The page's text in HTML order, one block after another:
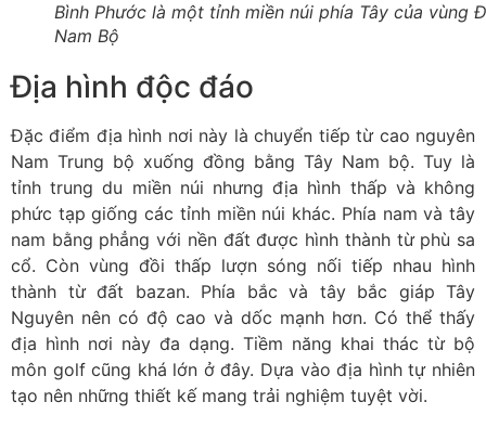
Bình Phước là một tỉnh miền núi phía Tây của vùng
Nam Bộ
Địa hình độc đáo
Đặc điểm địa hình nơi này là chuyển tiếp từ cao nguyên
Nam Trung bộ xuống đồng bằng Tây Nam bộ. Tuy là
tỉnh trung du miền núi nhưng địa hình thấp và không
phức tạp giống các tỉnh miền núi khác. Phía nam và tây
nam bằng phẳng với nền đất được hình thành từ phù sa
cổ. Còn vùng đồi thấp lượn sóng nối tiếp nhau hình
thành từ đất bazan. Phía bắc và tây bắc giáp Tây
Nguyên nên có độ cao và dốc mạnh hơn. Có thể thấy
địa hình nơi này đa dạng. Tiềm năng khai thác từ bộ
môn golf cũng khá lớn ở đây. Dựa vào địa hình tự nhiên
tạo nên những thiết kế mang trải nghiệm tuyệt vời.